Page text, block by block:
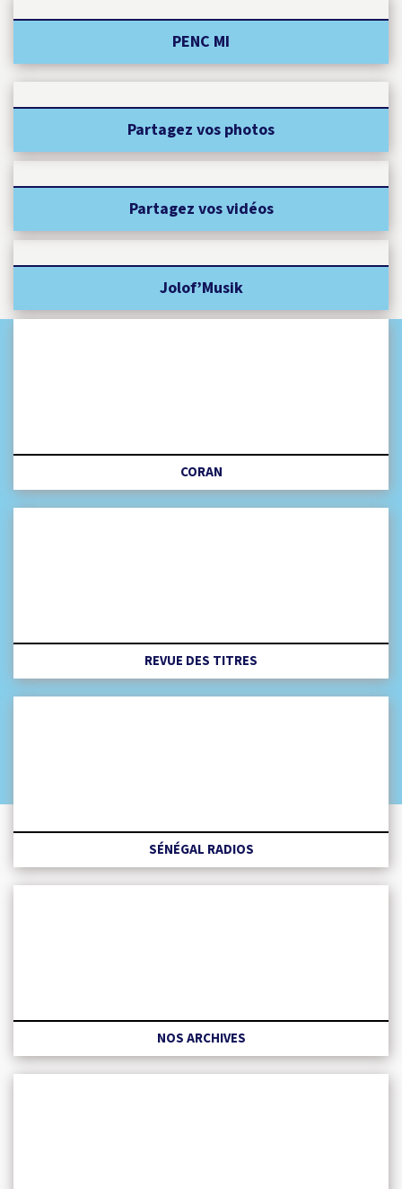
PENC MI
Partagez vos photos
Partagez vos vidéos
Jolof’Musik
CORAN
REVUE DES TITRES
SÉNÉGAL RADIOS
NOS ARCHIVES